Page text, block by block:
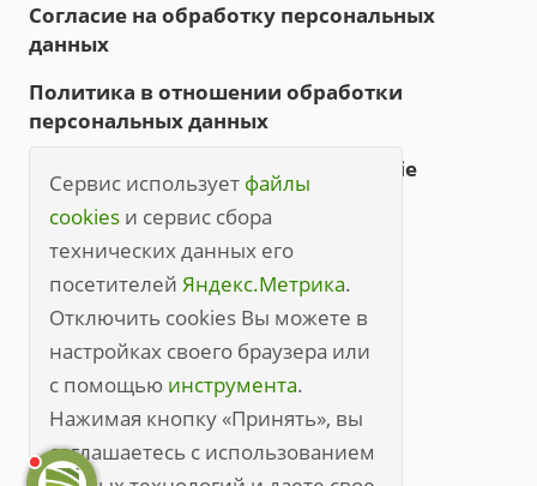
Сервис использует файлы
cookies и сервис сбора
технических данных его
посетителей Яндекс.Метрика.
Отключить cookies Вы можете в
настройках своего браузера или
с помощью инструмента.
Нажимая кнопку «Принять», вы
соглашаетесь с использованием
Согласие на обработку персональных
данных
Политика в отношении обработки
персональных данных
Политика обработки файлов cookie
Правила посещения
Правила посещения (полные)
+7 (3842) 49-20-70
kem@medline.pro
650000, г. Кемерово, ул. Кирова, 45